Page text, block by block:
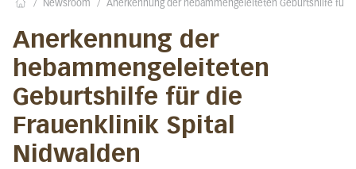
/ Newsroom / Anerkennung der hebammengeleiteten Geburtshilfe für
Anerkennung der
hebammengeleiteten
Geburtshilfe für die
Frauenklinik Spital
Nidwalden